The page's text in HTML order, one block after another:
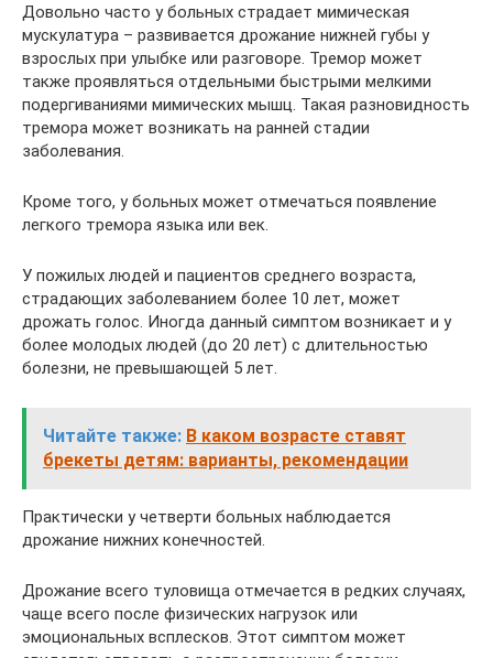
Довольно часто у больных страдает мимическая
мускулатура – развивается дрожание нижней губы у
взрослых при улыбке или разговоре. Тремор может
также проявляться отдельными быстрыми мелкими
подергиваниями мимических мышц. Такая разновидность
тремора может возникать на ранней стадии
заболевания.
Кроме того, у больных может отмечаться появление
легкого тремора языка или век.
У пожилых людей и пациентов среднего возраста,
страдающих заболеванием более 10 лет, может
дрожать голос. Иногда данный симптом возникает и у
более молодых людей (до 20 лет) с длительностью
болезни, не превышающей 5 лет.
Читайте также: В каком возрасте ставят
брекеты детям: варианты, рекомендации
Практически у четверти больных наблюдается
дрожание нижних конечностей.
Дрожание всего туловища отмечается в редких случаях,
чаще всего после физических нагрузок или
эмоциональных всплесков. Этот симптом может